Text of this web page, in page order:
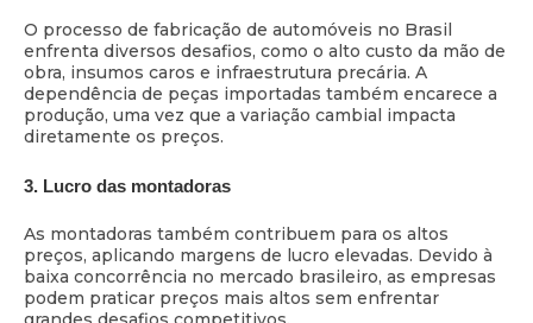
O processo de fabricação de automóveis no Brasil
enfrenta diversos desafios, como o alto custo da mão de
obra, insumos caros e infraestrutura precária. A
dependência de peças importadas também encarece a
produção, uma vez que a variação cambial impacta
diretamente os preços.
3. Lucro das montadoras
As montadoras também contribuem para os altos
preços, aplicando margens de lucro elevadas. Devido à
baixa concorrência no mercado brasileiro, as empresas
podem praticar preços mais altos sem enfrentar